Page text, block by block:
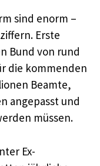
sind enorm –
Erste
Bund von rund
die kommenden
Beamte,
angepasst und
müssen.
Ex-